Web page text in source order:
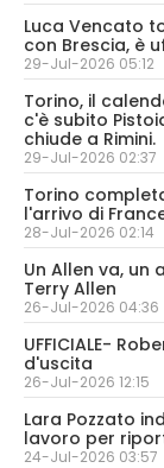
Luca Vencato
con Brescia, è
29-Jul-2026 05:12
Torino, il
c'è subito
chiude a Rimini.
29-Jul-2026 02:37
Torino
l'arrivo di
28-Jul-2026 02:14
Un Allen va, un
Terry Allen
26-Jul-2026 04:36
UFFICIALE-
d'uscita
26-Jul-2026 12:15
Lara Pozzato
lavoro per
24-Jul-2026 03:57